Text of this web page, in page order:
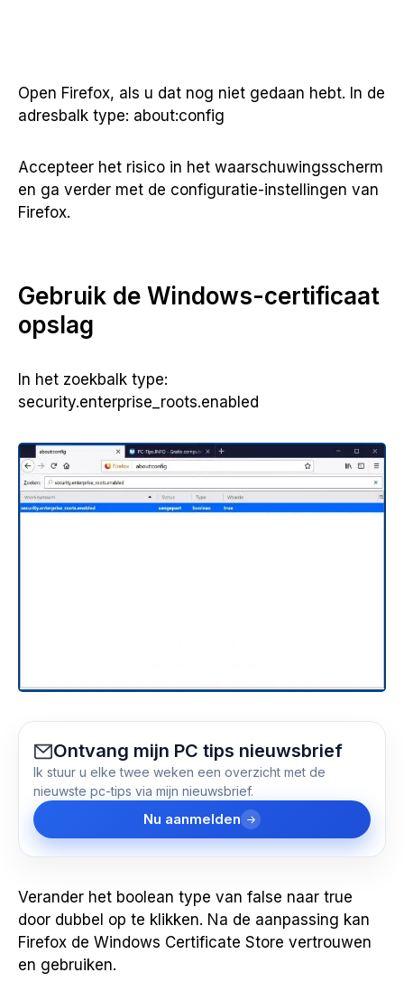
Open Firefox, als u dat nog niet gedaan hebt. In de
adresbalk type: about:config
Accepteer het risico in het waarschuwingsscherm
en ga verder met de configuratie-instellingen van
Firefox.
Gebruik de Windows-certificaat
opslag
In het zoekbalk type:
security.enterprise_roots.enabled
Ontvang mijn PC tips nieuwsbrief
Ik stuur u elke twee weken een overzicht met de
nieuwste pc-tips via mijn nieuwsbrief.
Nu aanmelden
Verander het boolean type van false naar true
door dubbel op te klikken. Na de aanpassing kan
Firefox de Windows Certificate Store vertrouwen
en gebruiken.